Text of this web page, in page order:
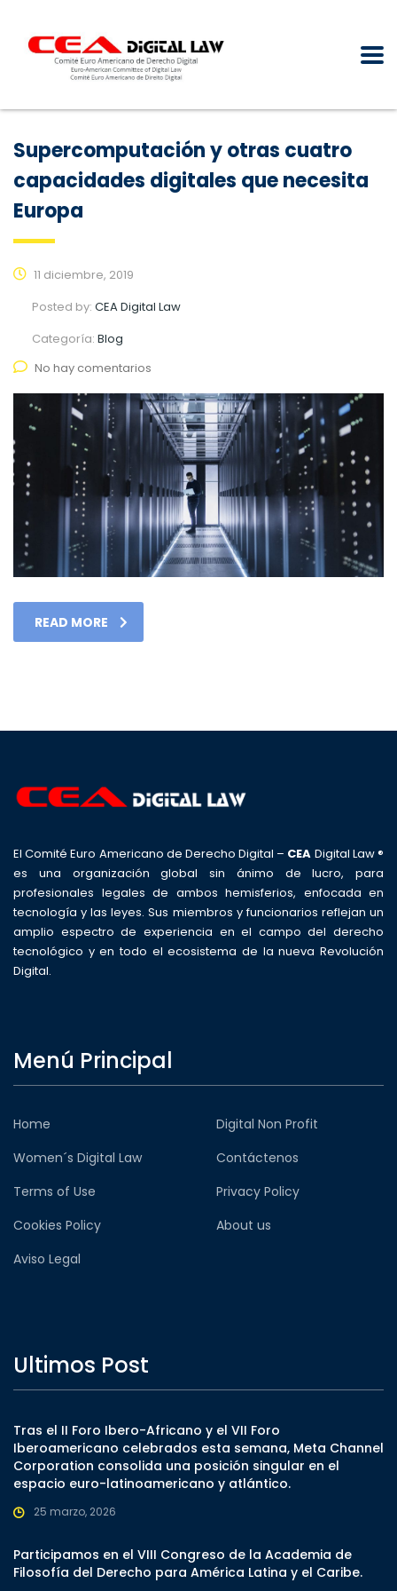
Supercomputación y otras cuatro
capacidades digitales que necesita
Europa
11 diciembre, 2019
Posted by: CEA Digital Law
Categoría: Blog
No hay comentarios
READ MORE
El Comité Euro Americano de Derecho Digital – CEA Digital Law ®
es una organización global sin ánimo de lucro, para
profesionales legales de ambos hemisferios, enfocada en
tecnología y las leyes. Sus miembros y funcionarios reflejan un
amplio espectro de experiencia en el campo del derecho
tecnológico y en todo el ecosistema de la nueva Revolución
Digital.
Menú Principal
Home
Digital Non Profit
Women´s Digital Law
Contáctenos
Terms of Use
Privacy Policy
Cookies Policy
About us
Aviso Legal
Ultimos Post
Tras el II Foro Ibero-Africano y el VII Foro
Iberoamericano celebrados esta semana, Meta Channel
Corporation consolida una posición singular en el
espacio euro-latinoamericano y atlántico.
25 marzo, 2026
Participamos en el VIII Congreso de la Academia de
Filosofía del Derecho para América Latina y el Caribe.